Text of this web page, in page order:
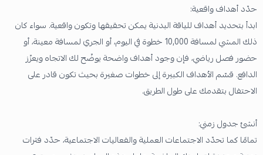
حدّد أهداف واقعية:
ابدأ بتحديد أهداف للياقة البدنية يمكن تحقيقها وتكون واقعية. سواء كان
ذلك المشي لمسافة 10,000 خطوة في اليوم، أو الجري لمسافة معينة، أو
حضور فصل رياضي، فإن وجود أهداف واضحة يوضّح لك الاتجاه ويعزّز
الدافع. قسّم الأهداف الكبيرة إلى خطوات صغيرة بحيث تكون قادر على
الاحتفال بتقدمك على طول الطريق.
أنشئ جدول زمني:
تمامًا كما تحدّد الاجتماعات العملية والفعاليات الاجتماعية، حدّد فترات